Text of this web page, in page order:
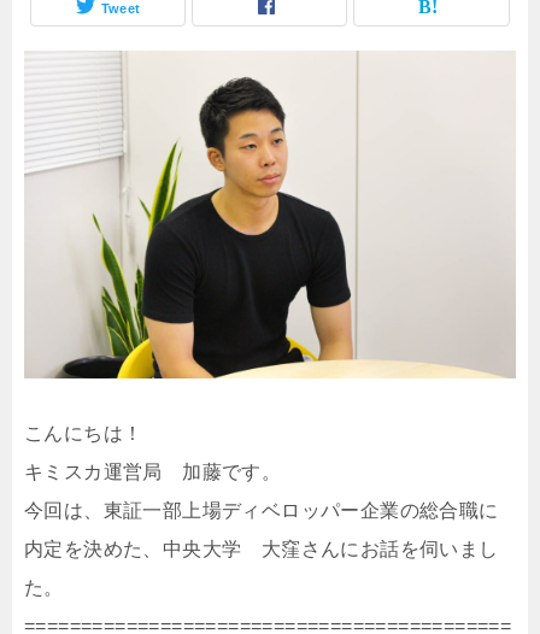
Tweet
こんにちは！
キミスカ運営局 加藤です。
今回は、東証一部上場ディベロッパー企業の総合職に
内定を決めた、中央大学 大窪さんにお話を伺いまし
た。
===========================================